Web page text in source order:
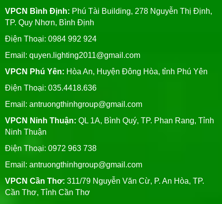
VPCN Bình Định: Phú Tài Building, 278 Nguyễn Thị Định,
TP. Quy Nhơn, Bình Định
Điện Thoại: 0984 992 924
Email: quyen.lighting2011@gmail.com
VPCN Phú Yên: Hòa An, Huyện Đông Hòa, tỉnh Phú Yên
Điện Thoại: 035.4418.636
Email: antruongthinhgroup@gmail.com
VPCN Ninh Thuận: QL 1A, Bình Quý, TP. Phan Rang, Tỉnh
Ninh Thuận
Điện Thoại: 0972 963 738
Email: antruongthinhgroup@gmail.com
VPCN Cần Thơ: 311/79 Nguyễn Văn Cừ, P. An Hòa, TP.
Cần Thơ, Tỉnh Cần Thơ